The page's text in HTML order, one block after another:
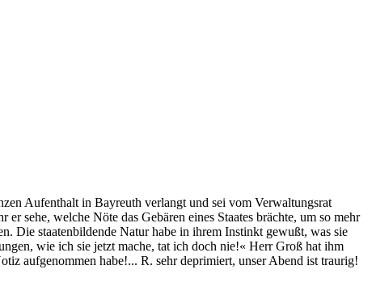
Aufenthalt in Bayreuth verlangt und sei vom Verwaltungsrat
sehe, welche Nöte das Gebären eines Staates brächte, um so mehr
Die staatenbildende Natur habe in ihrem Instinkt gewußt, was sie
wie ich sie jetzt mache, tat ich doch nie!« Herr Groß hat ihm
aufgenommen habe!... R. sehr deprimiert, unser Abend ist traurig!